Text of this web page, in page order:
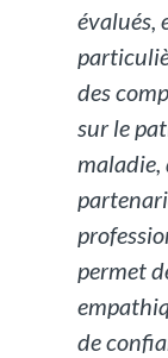
évalués,
des
sur le
maladie,
permet
de